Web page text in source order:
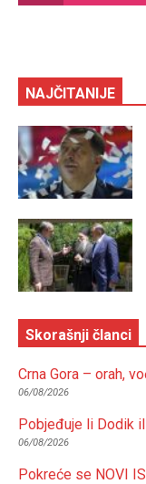
NAJČITANIJE
Skorašnji članci
Crna Gora – orah,
06/08/2026
Pobjeđuje li Dodik
06/08/2026
Pokreće se NOVI